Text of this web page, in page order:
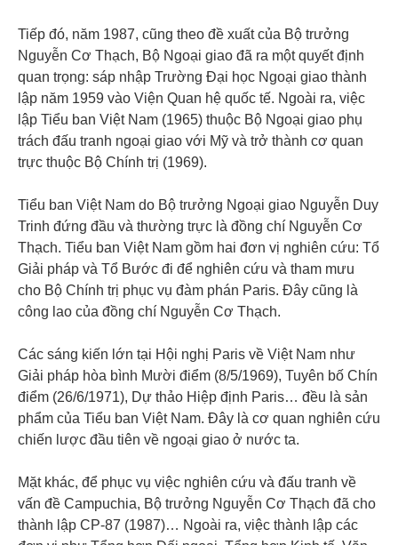
Tiếp đó, năm 1987, cũng theo đề xuất của Bộ trưởng
Nguyễn Cơ Thạch, Bộ Ngoại giao đã ra một quyết định
quan trọng: sáp nhập Trường Đại học Ngoại giao thành
lập năm 1959 vào Viện Quan hệ quốc tế. Ngoài ra, việc
lập Tiểu ban Việt Nam (1965) thuộc Bộ Ngoại giao phụ
trách đấu tranh ngoại giao với Mỹ và trở thành cơ quan
trực thuộc Bộ Chính trị (1969).
Tiểu ban Việt Nam do Bộ trưởng Ngoại giao Nguyễn Duy
Trinh đứng đầu và thường trực là đồng chí Nguyễn Cơ
Thạch. Tiểu ban Việt Nam gồm hai đơn vị nghiên cứu: Tổ
Giải pháp và Tổ Bước đi để nghiên cứu và tham mưu
cho Bộ Chính trị phục vụ đàm phán Paris. Đây cũng là
công lao của đồng chí Nguyễn Cơ Thạch.
Các sáng kiến lớn tại Hội nghị Paris về Việt Nam như
Giải pháp hòa bình Mười điểm (8/5/1969), Tuyên bố Chín
điểm (26/6/1971), Dự thảo Hiệp định Paris… đều là sản
phẩm của Tiểu ban Việt Nam. Đây là cơ quan nghiên cứu
chiến lược đầu tiên về ngoại giao ở nước ta.
Mặt khác, để phục vụ việc nghiên cứu và đấu tranh về
vấn đề Campuchia, Bộ trưởng Nguyễn Cơ Thạch đã cho
thành lập CP-87 (1987)… Ngoài ra, việc thành lập các